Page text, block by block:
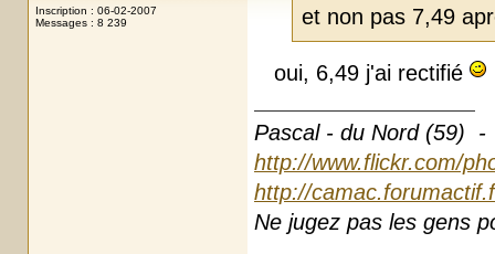
Inscription : 06-02-2007
Messages : 8 239
et non pas 7,49
oui, 6,49 j'ai rectifié
Pascal - du Nord (59) -
http://www.flickr.com/
http://
Ne jugez pas les gens